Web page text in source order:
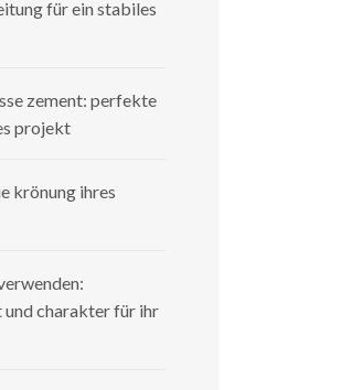
für ein stabiles
zement: perfekte
projekt
krönung ihres
charakter für ihr